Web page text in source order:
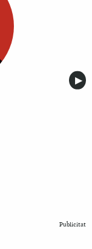
▶︎
Publicitat